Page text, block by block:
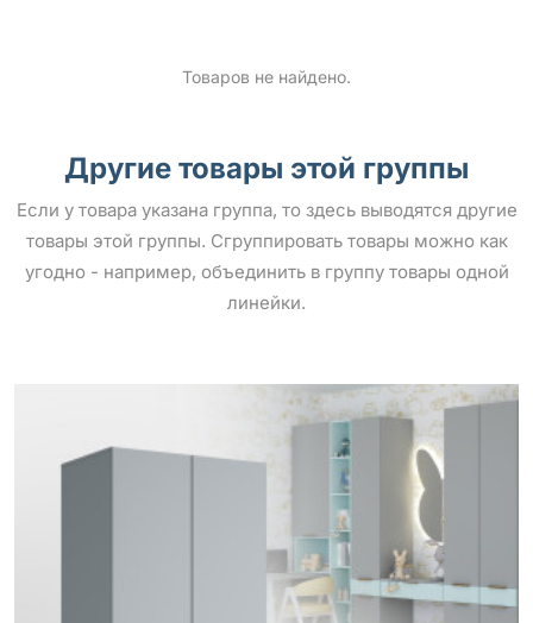
Товаров не найдено.
Другие товары этой группы
Если у товара указана группа, то здесь выводятся другие
товары этой группы. Сгруппировать товары можно как
угодно - например, объединить в группу товары одной
линейки.